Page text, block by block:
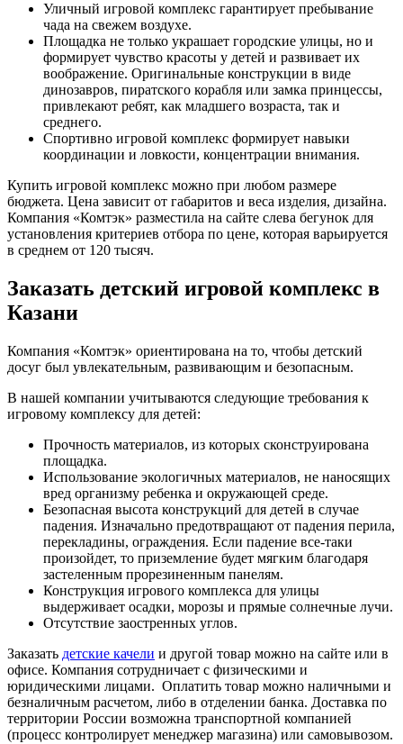
Уличный игровой комплекс гарантирует пребывание
чада на свежем воздухе.
Площадка не только украшает городские улицы, но и
формирует чувство красоты у детей и развивает их
воображение. Оригинальные конструкции в виде
динозавров, пиратского корабля или замка принцессы,
привлекают ребят, как младшего возраста, так и
среднего.
Спортивно игровой комплекс формирует навыки
координации и ловкости, концентрации внимания.
Купить игровой комплекс можно при любом размере
бюджета. Цена зависит от габаритов и веса изделия, дизайна.
Компания «Комтэк» разместила на сайте слева бегунок для
установления критериев отбора по цене, которая варьируется
в среднем от 120 тысяч.
Заказать детский игровой комплекс в
Казани
Компания «Комтэк» ориентирована на то, чтобы детский
досуг был увлекательным, развивающим и безопасным.
В нашей компании учитываются следующие требования к
игровому комплексу для детей:
Прочность материалов, из которых сконструирована
площадка.
Использование экологичных материалов, не наносящих
вред организму ребенка и окружающей среде.
Безопасная высота конструкций для детей в случае
падения. Изначально предотвращают от падения перила,
перекладины, ограждения. Если падение все-таки
произойдет, то приземление будет мягким благодаря
застеленным прорезиненным панелям.
Конструкция игрового комплекса для улицы
выдерживает осадки, морозы и прямые солнечные лучи.
Отсутствие заостренных углов.
Заказать детские качели и другой товар можно на сайте или в
офисе. Компания сотрудничает с физическими и
юридическими лицами. Оплатить товар можно наличными и
безналичным расчетом, либо в отделении банка. Доставка по
территории России возможна транспортной компанией
(процесс контролирует менеджер магазина) или самовывозом.